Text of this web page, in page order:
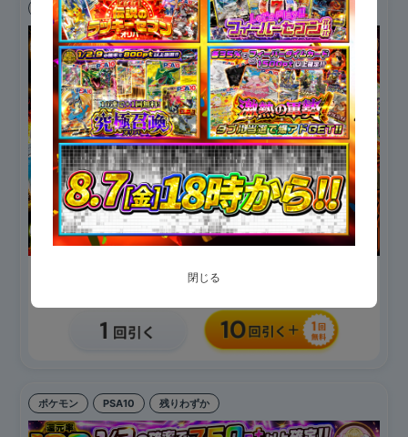
ポケモン NEW!! PSA10 10連で＋1回無料
ポケモン PSA10 残りわずか
閉じる